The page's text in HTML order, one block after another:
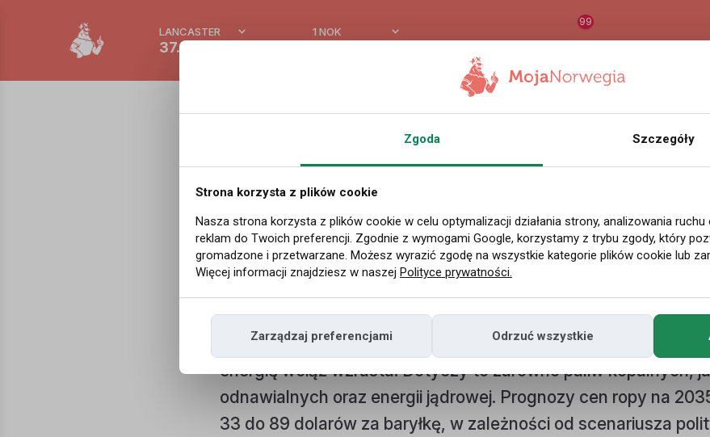
LANCASTER
37.3 °C
1 NOK
99
Biznes i gospodarka | Redakcja | 17 listopada 2025 09:53
Nie wiadomo, ile
na ropie. Wszystko
celów klimatycznych
Według najnowszego raportu World Energy Outlook 2025
Międzynarodową Agencję Energetyczną (IEA), światowe
energię wciąż wzrasta. Dotyczy to zarówno paliw kopalnych,
odnawialnych oraz energii jądrowej. Prognozy cen ropy na
33 do 89 dolarów za baryłkę, w zależności od scenariusza
Zgoda Szczegóły
Strona korzysta z plików cookie
Nasza strona korzysta z plików cookie w celu optymalizacji działania strony, analizowania
reklam do Twoich preferencji. Zgodnie z wymogami Google, korzystamy z trybu zgody, który
gromadzone i przetwarzane. Możesz wyrazić zgodę na wszystkie kategorie plików cookie lub
Więcej informacji znajdziesz w naszej Polityce prywatności.
Zarządzaj preferencjami Odrzuć wszystkie